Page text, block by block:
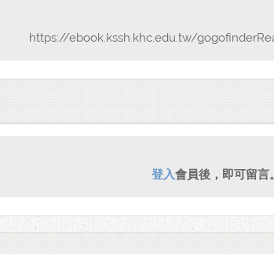
https://ebook.kssh.khc.edu.tw/
登入會員後，即可留言